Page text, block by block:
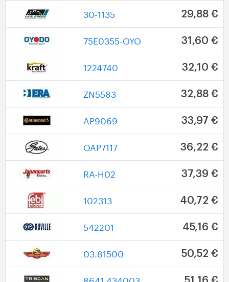
30-1135 29,88 €
75E0355-OYO 31,60 €
1224740 32,10 €
ZN5583 32,88 €
AP9069 33,97 €
OAP7117 36,22 €
RA-H02 37,39 €
102313 40,72 €
542201 45,16 €
03.81500 50,52 €